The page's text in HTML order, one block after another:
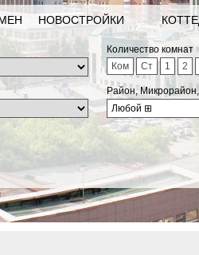
НОВОСТРОЙКИ
Количество комнат
Ком
Ст 1 2
Район,
Любой ⊞